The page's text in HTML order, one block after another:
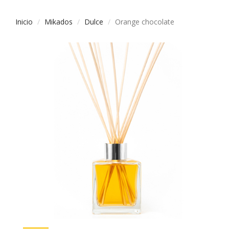
Inicio Mikados Dulce Orange chocolate